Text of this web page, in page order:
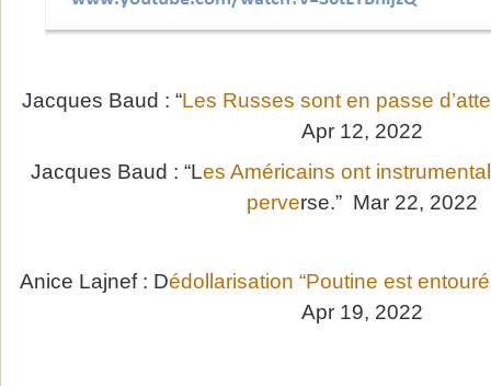
Jacques Baud : “Les Russes sont en passe
Apr 12, 2022
Jacques Baud : “Les Américains ont
perverse.” Mar 22, 2022
Anice Lajnef : Dédollarisation “Poutine est
Apr 19, 2022